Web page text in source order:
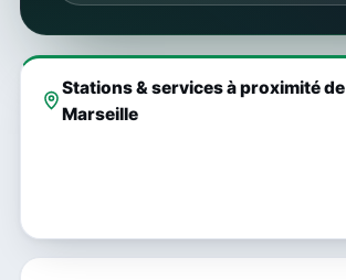
Stations & services à proximité de
Marseille